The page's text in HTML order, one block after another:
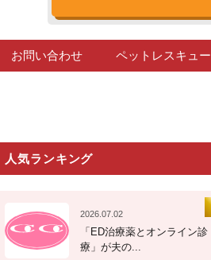
お問い合わせ ペットレスキュー
人気ランキング
2026.07.02
「ED治療薬とオンライン診
療」が夫の...